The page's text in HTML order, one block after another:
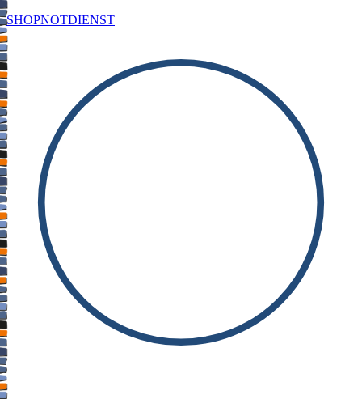
SHOPNOTDIENST